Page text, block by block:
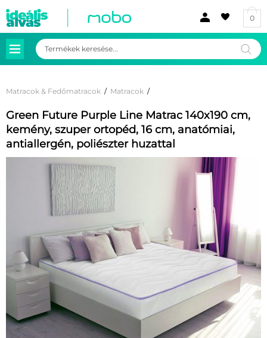
0
Products
search
Matracok & Fedőmatracok / Matracok /
Green Future Purple Line Matrac 140x190 cm,
kemény, szuper ortopéd, 16 cm, anatómiai,
antiallergén, poliészter huzattal